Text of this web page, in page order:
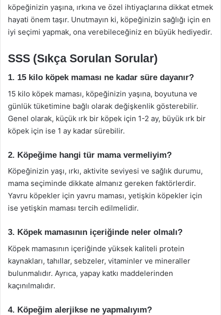
köpeğinizin yaşına, ırkına ve özel ihtiyaçlarına dikkat etmek
hayati önem taşır. Unutmayın ki, köpeğinizin sağlığı için en
iyi seçimi yapmak, ona verebileceğiniz en büyük hediyedir.
SSS (Sıkça Sorulan Sorular)
1. 15 kilo köpek maması ne kadar süre dayanır?
15 kilo köpek maması, köpeğinizin yaşına, boyutuna ve
günlük tüketimine bağlı olarak değişkenlik gösterebilir.
Genel olarak, küçük ırk bir köpek için 1-2 ay, büyük ırk bir
köpek için ise 1 ay kadar sürebilir.
2. Köpeğime hangi tür mama vermeliyim?
Köpeğinizin yaşı, ırkı, aktivite seviyesi ve sağlık durumu,
mama seçiminde dikkate almanız gereken faktörlerdir.
Yavru köpekler için yavru maması, yetişkin köpekler için
ise yetişkin maması tercih edilmelidir.
3. Köpek mamasının içeriğinde neler olmalı?
Köpek mamasının içeriğinde yüksek kaliteli protein
kaynakları, tahıllar, sebzeler, vitaminler ve mineraller
bulunmalıdır. Ayrıca, yapay katkı maddelerinden
kaçınılmalıdır.
4. Köpeğim alerjikse ne yapmalıyım?